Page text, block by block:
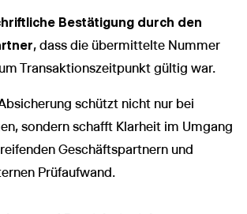
Bestätigung durch den
, dass die übermittelte Nummer
Transaktionszeitpunkt gültig war.
schützt nicht nur bei
sondern schafft Klarheit im Umgang
Geschäftspartnern und
Prüfaufwand.
und Pixel um Dir die bestmögliche